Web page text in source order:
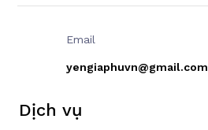
Email
yengiaphuvn@gmail.com
Dịch vụ